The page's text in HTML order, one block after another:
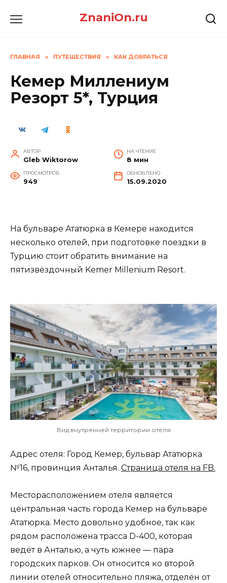
ZnaniOn.ru
ГЛАВНАЯ » ПУТЕШЕСТВИЯ » КАК ДОБРАТЬСЯ
Кемер Миллениум
Резорт 5*, Турция
АВТОР
Gleb Wiktorow
НА ЧТЕНИЕ
8 мин
ПРОСМОТРОВ
949
ОБНОВЛЕНО
15.09.2020
На бульваре Ататюрка в Кемере находится
несколько отелей, при подготовке поездки в
Турцию стоит обратить внимание на
пятизвёздочный Kemer Millenium Resort.
Вид внутренней территории отеля
Адрес отеля: Город Кемер, бульвар Ататюрка
№16, провинция Анталья. Страница отеля на FB.
Месторасположением отеля является
центральная часть города Кемер на бульваре
Ататюрка. Место довольно удобное, так как
рядом расположена трасса D-400, которая
ведёт в Анталью, а чуть южнее — пара
городских парков. Он относится ко второй
линии отелей относительно пляжа, отделён от